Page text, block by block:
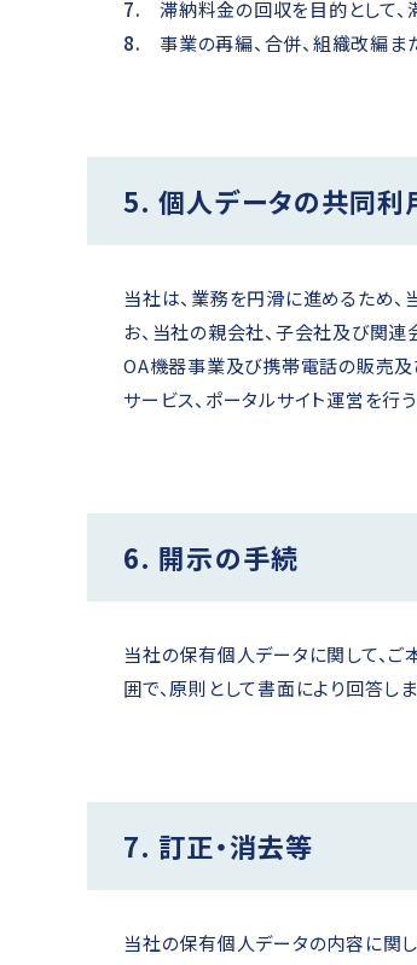
滞納料金の回収を目的として
事業の再編、合併、組織改編
5. 個人データの共同利
当社は、業務を円滑に進めるため
お、当社の親会社、子会社及び関
OA機器事業及び携帯電話の販売及
サービス、ポータルサイト運営を行
6. 開示の手続
当社の保有個人データに関して、
囲で、原則として書面により回答し
7. 訂正・消去等
当社の保有個人データの内容に関